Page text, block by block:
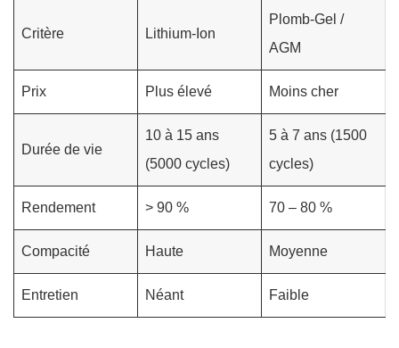
Critère Lithium-Ion
Plomb-Gel /
AGM
Prix Plus élevé Moins cher
Durée de vie
10 à 15 ans
(5000 cycles)
5 à 7 ans (1500
cycles)
Rendement > 90 % 70 – 80 %
Compacité Haute Moyenne
Entretien Néant Faible